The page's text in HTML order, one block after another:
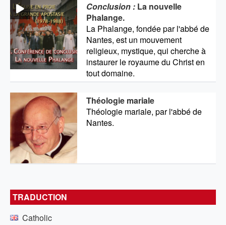
Conclusion : La nouvelle
Phalange.
La Phalange, fondée par l'abbé de
Nantes, est un mouvement
religieux, mystique, qui cherche à
instaurer le royaume du Christ en
tout domaine.
Théologie mariale
Théologie mariale, par l'abbé de
Nantes.
TRADUCTION
Catholic